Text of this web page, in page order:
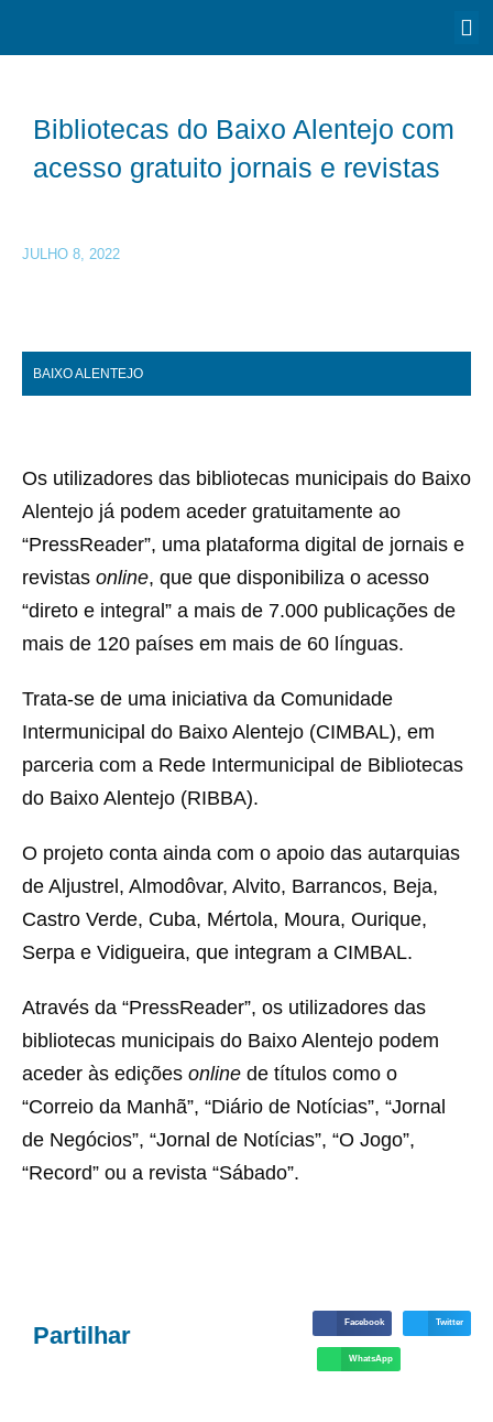
Bibliotecas do Baixo Alentejo com
acesso gratuito jornais e revistas
JULHO 8, 2022
BAIXO ALENTEJO
Os utilizadores das bibliotecas municipais do Baixo
Alentejo já podem aceder gratuitamente ao
“PressReader”, uma plataforma digital de jornais e
revistas online, que que disponibiliza o acesso
“direto e integral” a mais de 7.000 publicações de
mais de 120 países em mais de 60 línguas.
Trata-se de uma iniciativa da Comunidade
Intermunicipal do Baixo Alentejo (CIMBAL), em
parceria com a Rede Intermunicipal de Bibliotecas
do Baixo Alentejo (RIBBA).
O projeto conta ainda com o apoio das autarquias
de Aljustrel, Almodôvar, Alvito, Barrancos, Beja,
Castro Verde, Cuba, Mértola, Moura, Ourique,
Serpa e Vidigueira, que integram a CIMBAL.
Através da “PressReader”, os utilizadores das
bibliotecas municipais do Baixo Alentejo podem
aceder às edições online de títulos como o
“Correio da Manhã”, “Diário de Notícias”, “Jornal
de Negócios”, “Jornal de Notícias”, “O Jogo”,
“Record” ou a revista “Sábado”.
Partilhar Facebook Twitter
WhatsApp